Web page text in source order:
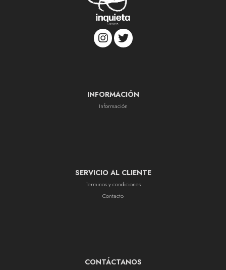
INFORMACIÓN
Información
SERVICIO AL CLIENTE
Terminos y condiciones
Contacto
CONTÁCTANOS